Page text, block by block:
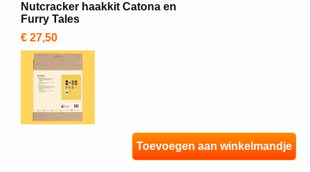
Nutcracker haakkit Catona en
Furry Tales
€ 27,50
Toevoegen aan winkelmandje